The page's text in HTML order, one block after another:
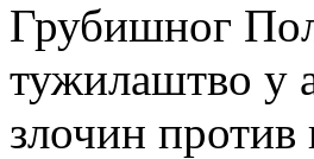
Грубишног
тужилаштво у
злочин